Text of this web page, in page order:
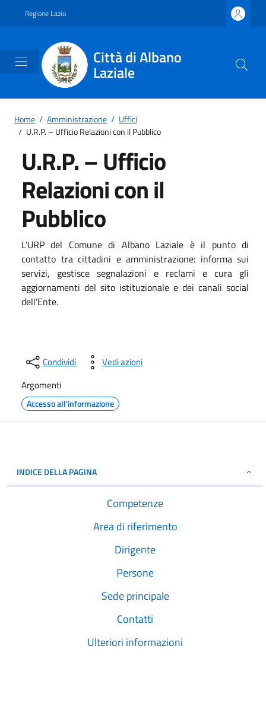
Regione Lazio
Città di Albano
Laziale
Home / Amministrazione / Uffici
/ U.R.P. – Ufficio Relazioni con il Pubblico
U.R.P. – Ufficio
Relazioni con il
Pubblico
L’URP del Comune di Albano Laziale è il punto di
contatto tra cittadini e amministrazione: informa sui
servizi, gestisce segnalazioni e reclami e cura gli
aggiornamenti del sito istituzionale e dei canali social
dell’Ente.
Condividi
Vedi azioni
Argomenti
Accesso all'informazione
INDICE DELLA PAGINA
Competenze
Area di riferimento
Dirigente
Persone
Sede principale
Contatti
Ulteriori informazioni